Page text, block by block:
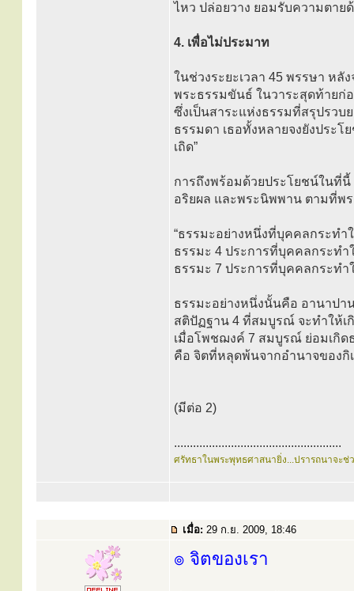
ไหว ปล่อยวาง ยอมรับความตาย
4. เพื่อไม่ประมาท
ในช่วงระยะเวลา 45 พรรษา หลั
พระธรรมขันธ์ ในวาระสุดท้ายก่
ซึ่งเป็นสาระแห่งธรรมที่สรุปรวบ
ธรรมดา เธอทั้งหลายจงยังประ
เถิด”
การถึงพร้อมด้วยประโยชน์ในที่
อริยผล และพระนิพพาน ตามที่พ
“ธรรมะอย่างหนึ่งที่บุคคลกระท
ธรรมะ 4 ประการที่บุคคลกระท
ธรรมะ 7 ประการที่บุคคลกระทำ
ธรรมะอย่างหนึ่งนั้นคือ อานาปา
สติปัฏฐาน 4 ที่สมบูรณ์ จะทำให้เ
เมื่อโพชฌงค์ 7 สมบูรณ์ ย่อมเกิด
คือ จิตที่หลุดพ้นจากอำนาจของกิ
(มีต่อ 2)
.....................................................
ศรัทธาในพระพุทธศาสนายิ่ง...ปรารถนาจะ
เมื่อ: 29 ก.ย. 2009, 18:46
๏ จิตของเรา